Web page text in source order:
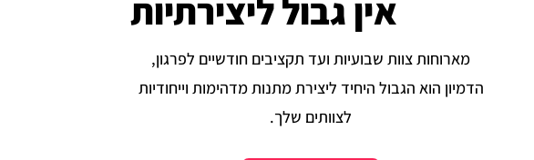
אין גבול ליצירתיות
מארוחות צוות שבועיות ועד תקציבים חודשיים לפרגון,
הדמיון הוא הגבול היחיד ליצירת מתנות מדהימות וייחודיות
לצוותים שלך.